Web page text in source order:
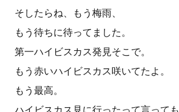
そしたらね、もう梅雨、
もう待ちに待ってました。
第一ハイビスカス発見そこで。
もう赤いハイビスカス咲いてたよ。
もう最高。